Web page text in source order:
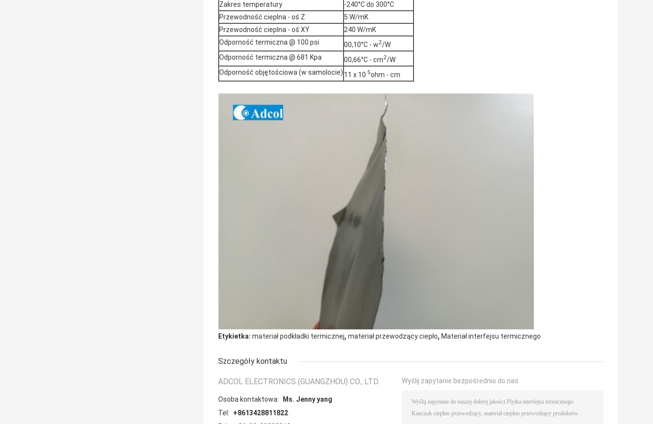
Zakres temperatury
-240°C do 300°C
Przewodność cieplna - oś Z
5 W/mK
Przewodność cieplna - oś XY
240 W/mK
Odporność termiczna @ 100 psi
00,10°C - w2/W
Odporność termiczna @ 681 Kpa
00,66°C - cm2/W
Odporność objętościowa (w samolocie) 11 x 10.5ohm - cm
Etykietka: materiał podkładki termicznej, materiał przewodzący ciepło, Materiał interfejsu termicznego
Szczegóły kontaktu
ADCOL ELECTRONICS (GUANGZHOU) CO., LTD.
Osoba kontaktowa:
Ms. Jenny yang
Tel:
+8613428811822
Wyślij zapytanie bezpośrednio do nas